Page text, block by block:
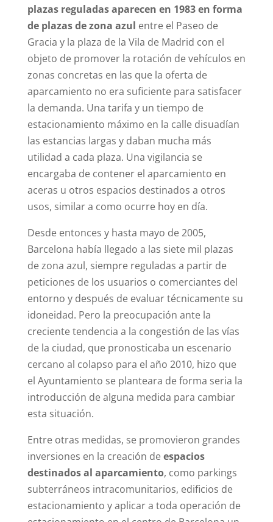
plazas reguladas aparecen en 1983 en forma
de plazas de zona azul entre el Paseo de
Gracia y la plaza de la Vila de Madrid con el
objeto de promover la rotación de vehículos en
zonas concretas en las que la oferta de
aparcamiento no era suficiente para satisfacer
la demanda. Una tarifa y un tiempo de
estacionamiento máximo en la calle disuadían
las estancias largas y daban mucha más
utilidad a cada plaza. Una vigilancia se
encargaba de contener el aparcamiento en
aceras u otros espacios destinados a otros
usos, similar a como ocurre hoy en día.
Desde entonces y hasta mayo de 2005,
Barcelona había llegado a las siete mil plazas
de zona azul, siempre reguladas a partir de
peticiones de los usuarios o comerciantes del
entorno y después de evaluar técnicamente su
idoneidad. Pero la preocupación ante la
creciente tendencia a la congestión de las vías
de la ciudad, que pronosticaba un escenario
cercano al colapso para el año 2010, hizo que
el Ayuntamiento se planteara de forma seria la
introducción de alguna medida para cambiar
esta situación.
Entre otras medidas, se promovieron grandes
inversiones en la creación deespacios
destinados al aparcamiento, como parkings
subterráneos intracomunitarios, edificios de
estacionamiento y aplicar a toda operación de